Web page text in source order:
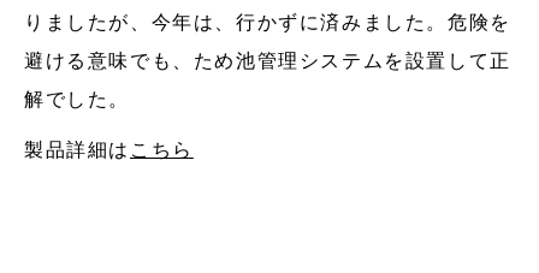
りましたが、今年は、行かずに済みました。危険を
避ける意味でも、ため池管理システムを設置して正
解でした。
製品詳細は こちら